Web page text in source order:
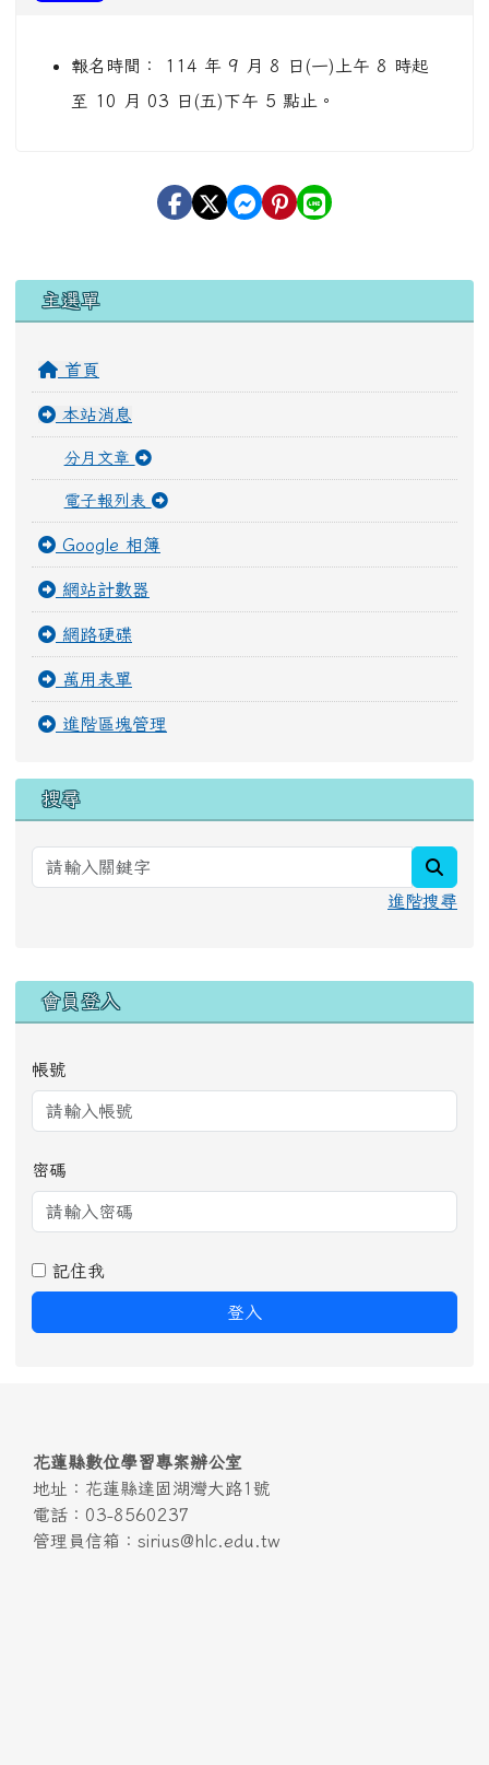
報名時間： 114 年 9 月 8 日(一)上午 8 時起
至 10 月 03 日(五)下午 5 點止。
左邊區域內容
主選單
首頁
本站消息
分月文章
電子報列表
Google 相簿
網站計數器
網路硬碟
萬用表單
進階區塊管理
搜尋
進階搜尋
右邊區域內容
會員登入
帳號
密碼
記住我
登入
頁尾區域內容
花蓮縣數位學習專案辦公室
地址：花蓮縣達固湖灣大路1號
電話：03-8560237
管理員信箱：sirius@hlc.edu.tw